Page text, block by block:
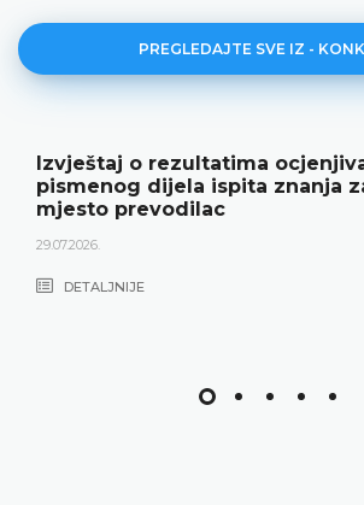
PREGLEDAJTE SVE IZ -
Javni oglas za radno mjesto
22.06.2026.
DETALJNIJE